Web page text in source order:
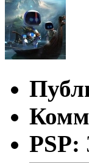
PSP: